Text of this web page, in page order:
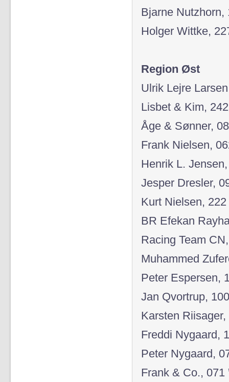
Bjarne Nutzhorn,
Holger Wittke,
Region Øst
Ulrik Lejre
Lisbet & Kim,
Åge & Sønner,
Frank Nielsen,
Henrik L. Jensen,
Jesper Dresler,
Kurt Nielsen,
BR Efekan
Racing Team
Muhammed
Peter Espersen,
Jan Qvortrup,
Karsten Riisager,
Freddi Nygaard,
Peter Nygaard,
Frank & Co., 071